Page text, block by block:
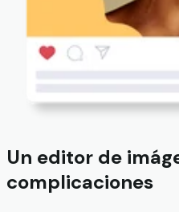
Un editor de
complicaciones